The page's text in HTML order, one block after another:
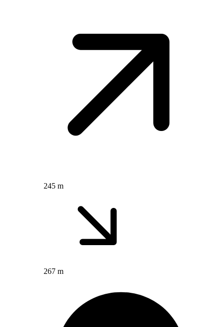
245 m
267 m